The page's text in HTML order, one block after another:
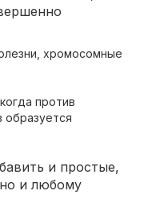
хромосомные
против
образуется
и простые,
и любому